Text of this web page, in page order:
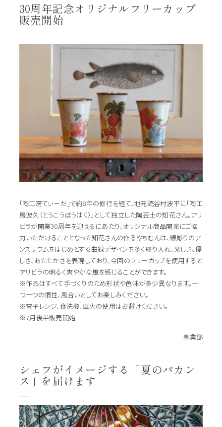
30周年記念オリジナルフリーカップ
販売開始
「陶工房てぃーだ」で約8年の修行を経て、地元読谷村波平に「陶工
房波久（とうこうぼうはく）」として独立した陶芸士の知花さん。アリ
ビラが開業30周年を迎えるにあたり、オリジナル商品開発にご協
力いただけることとなった知花さんの作るやちむんは、線彫りのア
ンスリウムをはじめとする曲線デザインを多く取り入れ、楽しさ、優
しさ、あたたかさを表現しており、今回のフリーカップを使用すると
アリビラの明るく爽やかな風を感じることができます。
※作品はすべて手づくりのため形状や色味が多少異なります。一
つ一つの個性、風合いとしてお楽しみください。
※電子レンジ、食洗機、直火の使用はお避けください。
※7月後半販売開始
事業部
シェフがイメージする「夏のバカン
ス」を届けます